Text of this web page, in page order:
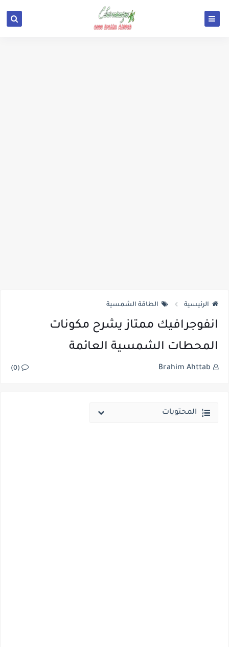
الرئيسية الطاقة الشمسية
انفوجرافيك ممتاز يشرح مكونات
المحطات الشمسية العائمة
Brahim Ahttab
(0)
المحتويات